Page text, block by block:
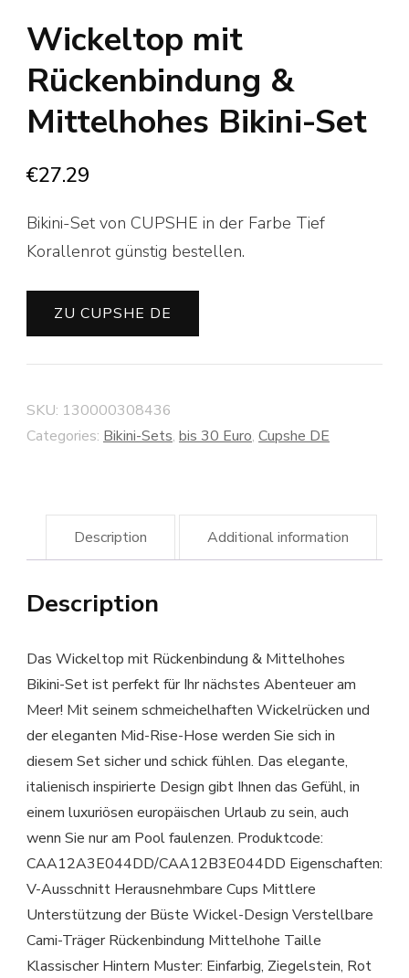
Wickeltop mit
Rückenbindung &
Mittelhohes Bikini-Set
€27.29
Bikini-Set von CUPSHE in der Farbe Tief
Korallenrot günstig bestellen.
ZU CUPSHE DE
SKU: 130000308436
Categories: Bikini-Sets, bis 30 Euro, Cupshe DE
Description Additional information
Description
Das Wickeltop mit Rückenbindung & Mittelhohes
Bikini-Set ist perfekt für Ihr nächstes Abenteuer am
Meer! Mit seinem schmeichelhaften Wickelrücken und
der eleganten Mid-Rise-Hose werden Sie sich in
diesem Set sicher und schick fühlen. Das elegante,
italienisch inspirierte Design gibt Ihnen das Gefühl, in
einem luxuriösen europäischen Urlaub zu sein, auch
wenn Sie nur am Pool faulenzen. Produktcode:
CAA12A3E044DD/CAA12B3E044DD Eigenschaften:
V-Ausschnitt Herausnehmbare Cups Mittlere
Unterstützung der Büste Wickel-Design Verstellbare
Cami-Träger Rückenbindung Mittelhohe Taille
Klassischer Hintern Muster: Einfarbig, Ziegelstein, Rot